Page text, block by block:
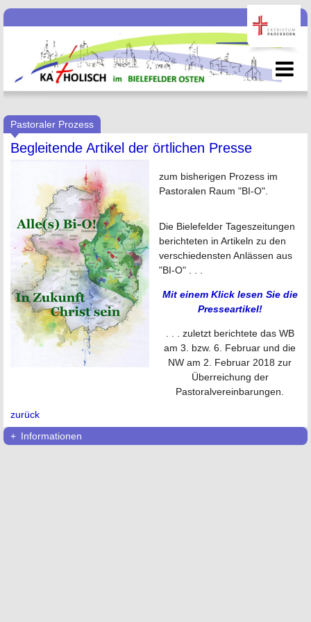
Pastoraler Prozess
Begleitende Artikel der örtlichen Presse
zum bisherigen Prozess im
Pastoralen Raum "BI-O".
Die Bielefelder Tageszeitungen
berichteten in Artikeln zu den
verschiedensten Anlässen aus
"BI-O" . . .
Mit einem Klick lesen Sie die
Presseartikel!
. . . zuletzt berichtete das WB
am 3. bzw. 6. Februar und die
NW am 2. Februar 2018 zur
Überreichung der
Pastoralvereinbarungen.
zurück
Informationen